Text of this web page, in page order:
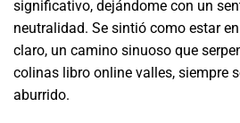
significativo, dejándome con un
neutralidad. Se sintió como estar
claro, un camino sinuoso que
colinas libro online​ valles, siempre
aburrido.